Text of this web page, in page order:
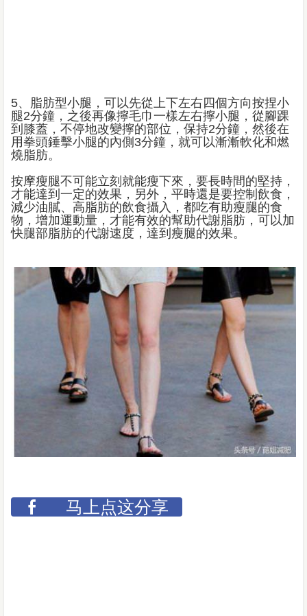
5、脂肪型小腿，可以先從上下左右四個方向按捏小
腿2分鐘，之後再像擰毛巾一樣左右擰小腿，從腳踝
到膝蓋，不停地改變擰的部位，保持2分鐘，然後在
用拳頭錘擊小腿的內側3分鐘，就可以漸漸軟化和燃
燒脂肪。
按摩瘦腿不可能立刻就能瘦下來，要長時間的堅持，
才能達到一定的效果，另外，平時還是要控制飲食，
減少油膩、高脂肪的飲食攝入，都吃有助瘦腿的食
物，增加運動量，才能有效的幫助代謝脂肪，可以加
快腿部脂肪的代謝速度，達到瘦腿的效果。
马上点这分享